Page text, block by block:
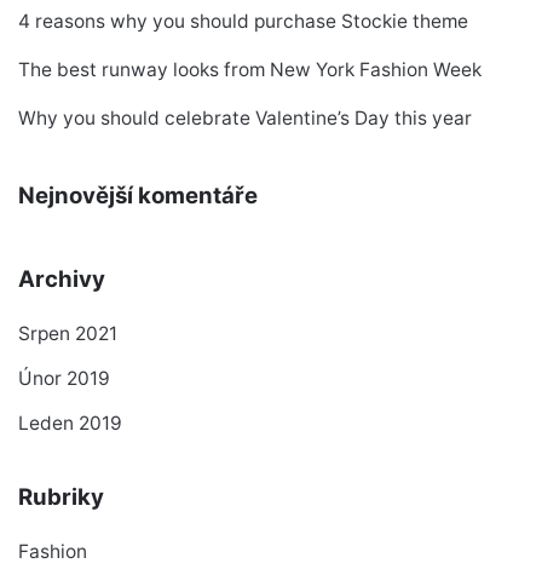
4 reasons why you should purchase Stockie theme
The best runway looks from New York Fashion Week
Why you should celebrate Valentine’s Day this year
Nejnovější komentáře
Archivy
Srpen 2021
Únor 2019
Leden 2019
Rubriky
Fashion